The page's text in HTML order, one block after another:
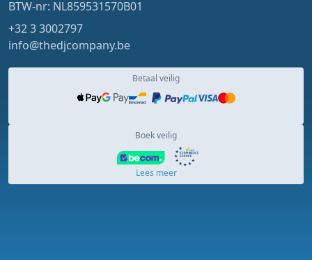
BTW-nr: NL859531570B01
+32 3 3002797
info@thedjcompany.be
Betaal veilig
Boek veilig
Lees meer